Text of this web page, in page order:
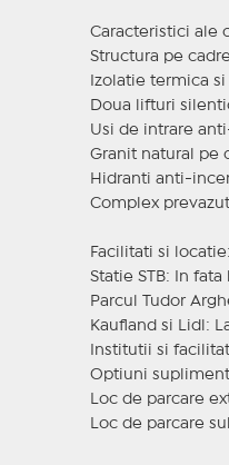
Caracteristici ale
Structura pe
Izolatie termica
Doua lifturi
Usi de intrare
Granit natural pe
Hidranti anti-
Complex
Facilitati si locatie:
Statie STB: In fata
Parcul Tudor
Kaufland si Lidl:
Institutii si
Optiuni
Loc de parcare
Loc de parcare